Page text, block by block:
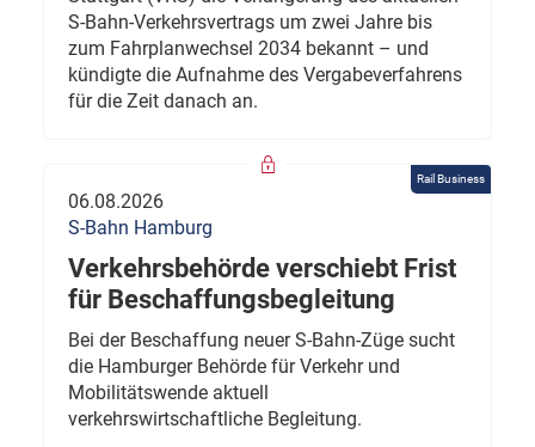
S-Bahn-Verkehrsvertrags um zwei Jahre bis
zum Fahrplanwechsel 2034 bekannt – und
kündigte die Aufnahme des Vergabeverfahrens
für die Zeit danach an.
Rail Business
06.08.2026
S-Bahn Hamburg
Verkehrsbehörde verschiebt Frist
für Beschaffungsbegleitung
Bei der Beschaffung neuer S-Bahn-Züge sucht
die Hamburger Behörde für Verkehr und
Mobilitätswende aktuell
verkehrswirtschaftliche Begleitung.